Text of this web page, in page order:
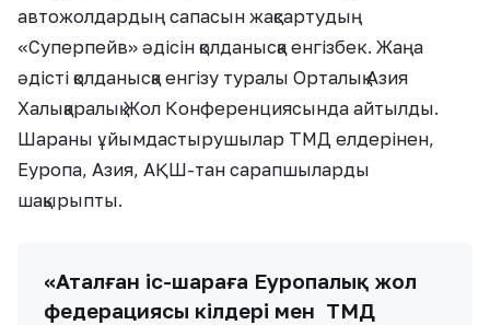
автожолдардың сапасын жақсартудың
«Суперпейв» әдісін қолданысқа енгізбек. Жаңа
әдісті қолданысқа енгізу туралы Орталық Азия
Халықаралық Жол Конференциясында айтылды.
Шараны ұйымдастырушылар ТМД елдерінен,
Еуропа, Азия, АҚШ-тан сарапшыларды
шақырыпты.
«Аталған іс-шараға Еуропалық жол
федерациясы өкілдері мен ТМД